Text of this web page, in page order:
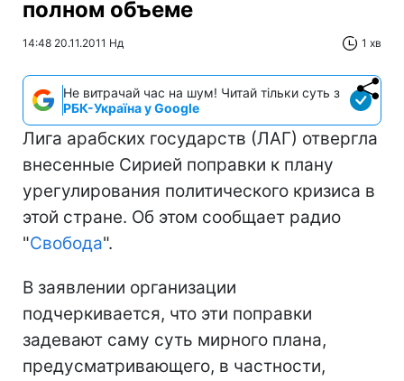
полном объеме
14:48 20.11.2011 Нд 1 хв
Не витрачай час на шум! Читай тільки суть з
РБК-Україна у Google
Лига арабских государств (ЛАГ) отвергла
внесенные Сирией поправки к плану
урегулирования политического кризиса в
этой стране. Об этом сообщает радио
"Свобода".
В заявлении организации
подчеркивается, что эти поправки
задевают саму суть мирного плана,
предусматривающего, в частности,